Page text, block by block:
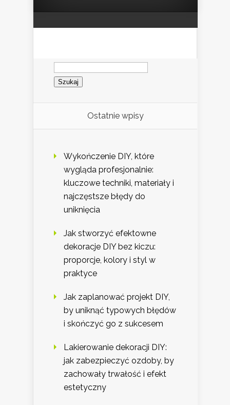
Szukaj:
Ostatnie wpisy
Wykończenie DIY, które
wygląda profesjonalnie:
kluczowe techniki, materiały i
najczęstsze błędy do
uniknięcia
Jak stworzyć efektowne
dekoracje DIY bez kiczu:
proporcje, kolory i styl w
praktyce
Jak zaplanować projekt DIY,
by uniknąć typowych błędów
i skończyć go z sukcesem
Lakierowanie dekoracji DIY:
jak zabezpieczyć ozdoby, by
zachowały trwałość i efekt
estetyczny